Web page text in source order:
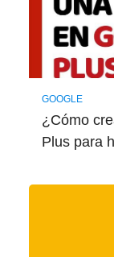
GOOGLE
¿Cómo
Plus para